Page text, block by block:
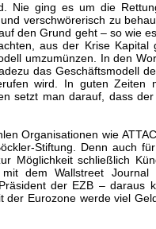
Nie ging es um die
verschwörerisch zu
den Grund geht – so wie
aus der Krise
umzumünzen. In den
das Geschäftsmodell
wird. In guten
setzt man darauf, dass
Organisationen wie
Stiftung. Denn auch
Möglichkeit schließlich
dem Wallstreet
der EZB – daraus
Eurozone werde viel